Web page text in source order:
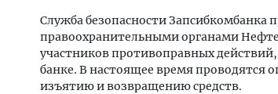
Служба безопасности Запсибкомбанка
правоохранительными органами
участников противоправных
банке. В настоящее время проводятся
изъятию и возвращению средств.